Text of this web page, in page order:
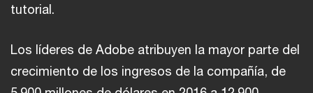
tutorial.
Los líderes de Adobe atribuyen la mayor parte del
crecimiento de los ingresos de la compañía, de